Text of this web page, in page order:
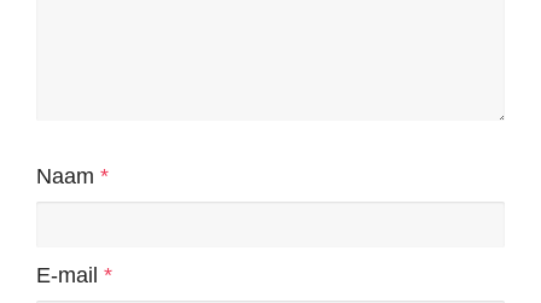
Naam *
E-mail *